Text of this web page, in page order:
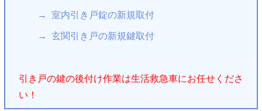
室内引き戸錠の新規取付
玄関引き戸の新規鍵取付
引き戸の鍵の後付け作業は生活救急車にお任せくださ
い！